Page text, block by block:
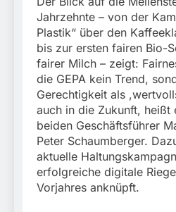
Jahrzehnte – von der
Plastik“ über den
bis zur ersten fairen Bio-
fairer Milch – zeigt:
die GEPA kein Trend,
Gerechtigkeit als
auch in die Zukunft, heißt
beiden Geschäftsführer
Peter Schaumberger.
aktuelle
erfolgreiche digitale
Vorjahres anknüpft.